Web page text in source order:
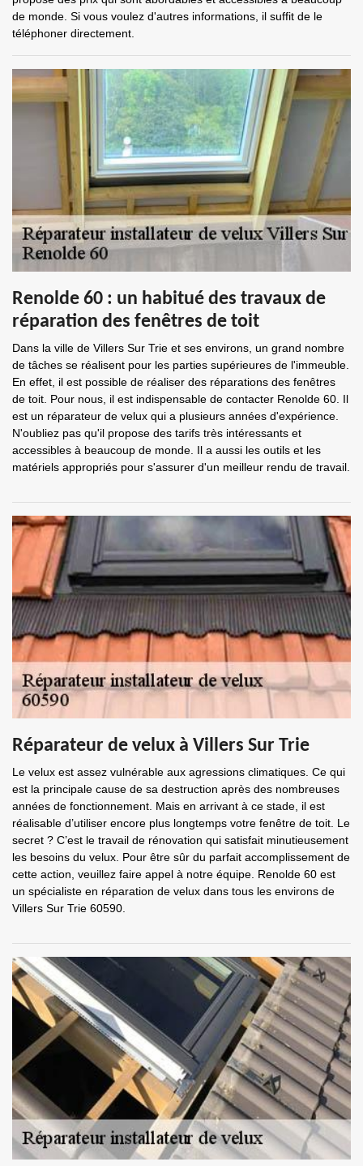
de monde. Si vous voulez d'autres informations, il suffit de le
téléphoner directement.
Renolde 60 : un habitué des travaux de
réparation des fenêtres de toit
Dans la ville de Villers Sur Trie et ses environs, un grand nombre
de tâches se réalisent pour les parties supérieures de l'immeuble.
En effet, il est possible de réaliser des réparations des fenêtres
de toit. Pour nous, il est indispensable de contacter Renolde 60. Il
est un réparateur de velux qui a plusieurs années d'expérience.
N'oubliez pas qu'il propose des tarifs très intéressants et
accessibles à beaucoup de monde. Il a aussi les outils et les
matériels appropriés pour s'assurer d'un meilleur rendu de travail.
Réparateur de velux à Villers Sur Trie
Le velux est assez vulnérable aux agressions climatiques. Ce qui
est la principale cause de sa destruction après des nombreuses
années de fonctionnement. Mais en arrivant à ce stade, il est
réalisable d’utiliser encore plus longtemps votre fenêtre de toit. Le
secret ? C’est le travail de rénovation qui satisfait minutieusement
les besoins du velux. Pour être sûr du parfait accomplissement de
cette action, veuillez faire appel à notre équipe. Renolde 60 est
un spécialiste en réparation de velux dans tous les environs de
Villers Sur Trie 60590.